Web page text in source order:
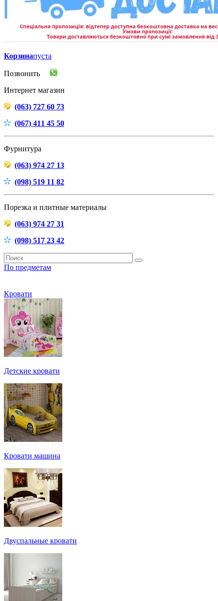
Корзинапуста
Позвонить
Интернет магазин
(063) 727 60 73
(067) 411 45 50
Фурнитура
(063) 974 27 13
(098) 519 11 82
Порезка и плитные материалы
(063) 974 27 31
(098) 517 23 42
По предметам
Кровати
Детские кровати
Кровати машина
Двуспальные кровати